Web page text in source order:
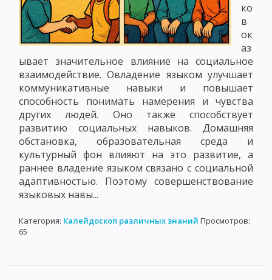
ко
в
ок
аз
ывает значительное влияние на социальное
взаимодействие. Овладение языком улучшает
коммуникативные навыки и повышает
способность понимать намерения и чувства
других людей. Оно также способствует
развитию социальных навыков. Домашняя
обстановка, образовательная среда и
культурный фон влияют на это развитие, а
раннее владение языком связано с социальной
адаптивностью. Поэтому совершенствование
языковых навы...
Категория: Калейдоскоп различных знаний Просмотров:
65